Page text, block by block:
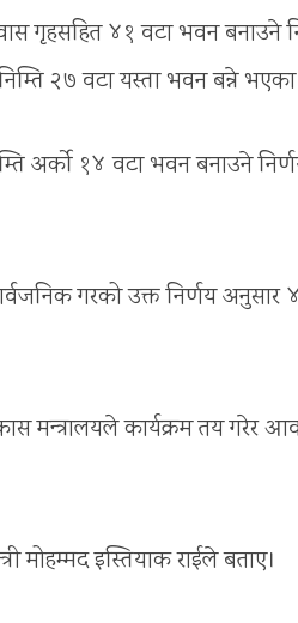
गृहसहित ४१ वटा भवन बनाउने
निम्ति २७ वटा यस्ता भवन बन्ने
अर्को १४ वटा भवन बनाउने
गरको उक्त निर्णय
कार्यक्रम तय गरेर
मोहम्मद इस्तियाक राईले बताए।